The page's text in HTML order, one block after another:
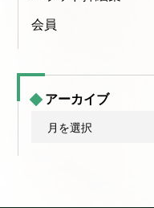
会員
アーカイブ